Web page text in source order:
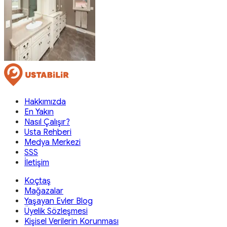
Hakkımızda
En Yakın
Nasıl Çalışır?
Usta Rehberi
Medya Merkezi
SSS
İletişim
Koçtaş
Mağazalar
Yaşayan Evler Blog
Üyelik Sözleşmesi
Kişisel Verilerin Korunması